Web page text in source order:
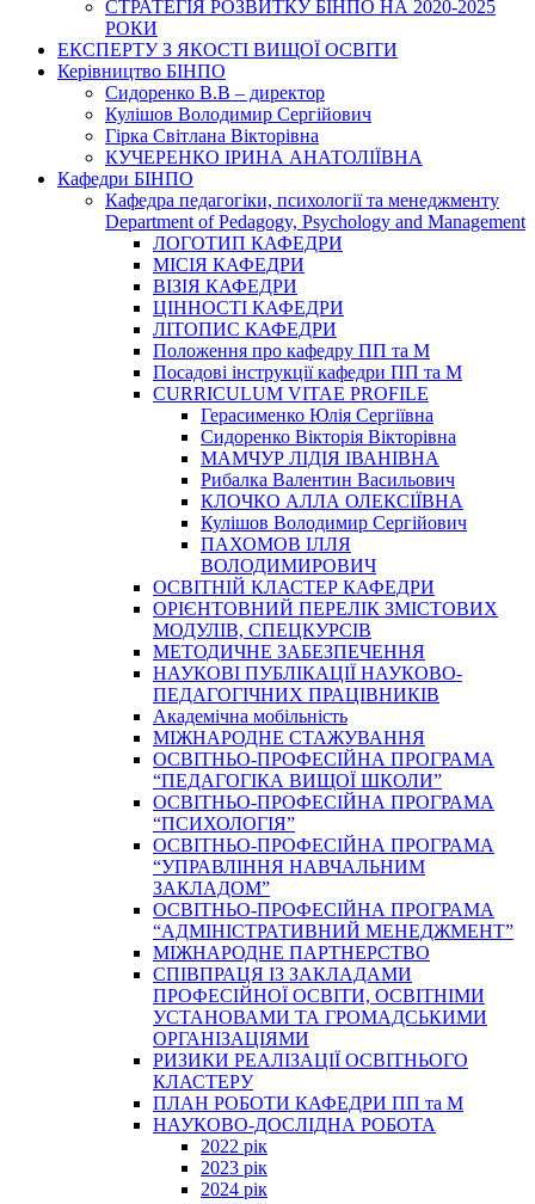
СТРАТЕГІЯ РОЗВИТКУ БІНПО НА 2020-2025
РОКИ
ЕКСПЕРТУ З ЯКОСТІ ВИЩОЇ ОСВІТИ
Керівництво БІНПО
Сидоренко В.В – директор
Кулішов Володимир Сергійович
Гірка Світлана Вікторівна
КУЧЕРЕНКО ІРИНА АНАТОЛІЇВНА
Кафедри БІНПО
Кафедра педагогіки, психології та менеджменту
Department of Pedagogy, Psychology and Management
ЛОГОТИП КАФЕДРИ
МІСІЯ КАФЕДРИ
ВІЗІЯ КАФЕДРИ
ЦІННОСТІ КАФЕДРИ
ЛІТОПИС КАФЕДРИ
Положення про кафедру ПП та М
Посадові інструкції кафедри ПП та М
CURRICULUM VITAE PROFILE
Герасименко Юлія Сергіївна
Сидоренко Вікторія Вікторівна
МАМЧУР ЛІДІЯ ІВАНІВНА
Рибалка Валентин Васильович
КЛОЧКО АЛЛА ОЛЕКСІЇВНА
Кулішов Володимир Сергійович
ПАХОМОВ ІЛЛЯ
ВОЛОДИМИРОВИЧ
ОСВІТНІЙ КЛАСТЕР КАФЕДРИ
ОРІЄНТОВНИЙ ПЕРЕЛІК ЗМІСТОВИХ
МОДУЛІВ, СПЕЦКУРСІВ
МЕТОДИЧНЕ ЗАБЕЗПЕЧЕННЯ
НАУКОВІ ПУБЛІКАЦІЇ НАУКОВО-
ПЕДАГОГІЧНИХ ПРАЦІВНИКІВ
Академічна мобільність
МІЖНАРОДНЕ СТАЖУВАННЯ
ОСВІТНЬО-ПРОФЕСІЙНА ПРОГРАМА
“ПЕДАГОГІКА ВИЩОЇ ШКОЛИ”
ОСВІТНЬО-ПРОФЕСІЙНА ПРОГРАМА
“ПСИХОЛОГІЯ”
ОСВІТНЬО-ПРОФЕСІЙНА ПРОГРАМА
“УПРАВЛІННЯ НАВЧАЛЬНИМ
ЗАКЛАДОМ”
ОСВІТНЬО-ПРОФЕСІЙНА ПРОГРАМА
“АДМІНІСТРАТИВНИЙ МЕНЕДЖМЕНТ”
МІЖНАРОДНЕ ПАРТНЕРСТВО
СПІВПРАЦЯ ІЗ ЗАКЛАДАМИ
ПРОФЕСІЙНОЇ ОСВІТИ, ОСВІТНІМИ
УСТАНОВАМИ ТА ГРОМАДСЬКИМИ
ОРГАНІЗАЦІЯМИ
РИЗИКИ РЕАЛІЗАЦІЇ ОСВІТНЬОГО
КЛАСТЕРУ
ПЛАН РОБОТИ КАФЕДРИ ПП та М
НАУКОВО-ДОСЛІДНА РОБОТА
2022 рік
2023 рік
2024 рік